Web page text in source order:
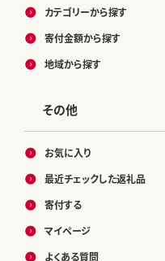
カテゴリーから探す
寄付金額から探す
地域から探す
その他
お気に入り
最近チェックした返礼品
寄付する
マイページ
よくある質問